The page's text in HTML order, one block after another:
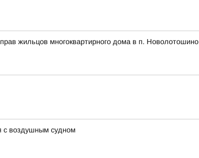
жильцов многоквартирного дома в п. Новолотошино
с воздушным судном